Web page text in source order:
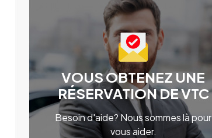
VOUS OBTENEZ UNE
RÉSERVATION DE VTC
Besoin d'aide? Nous sommes là pour
vous aider.